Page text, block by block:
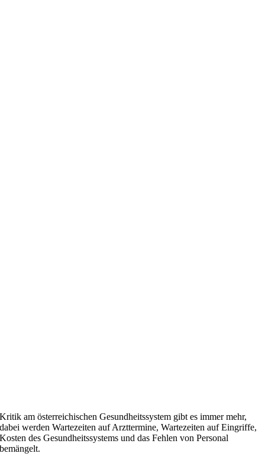
Kritik am österreichischen Gesundheitssystem gibt es immer mehr,
dabei werden Wartezeiten auf Arzttermine, Wartezeiten auf Eingriffe,
Kosten des Gesundheitssystems und das Fehlen von Personal
bemängelt.